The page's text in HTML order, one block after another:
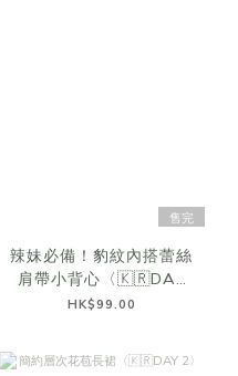
售完
辣妹必備！豹紋內搭蕾絲
肩帶小背心〈🇰🇷DAY
2〉
HK$99.00